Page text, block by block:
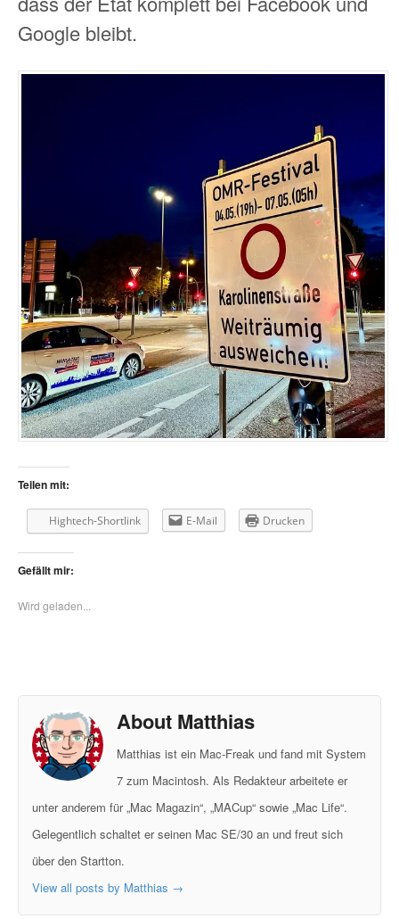
Google bleibt.
Teilen mit:
Hightech-Shortlink E-Mail Drucken
Gefällt mir:
Wird geladen...
About Matthias
Matthias ist ein Mac-Freak und fand mit System
7 zum Macintosh. Als Redakteur arbeitete er
unter anderem für „Mac Magazin“, „MACup“ sowie „Mac Life“.
Gelegentlich schaltet er seinen Mac SE/30 an und freut sich
über den Startton.
View all posts by Matthias →